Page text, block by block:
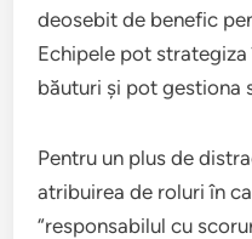
deosebit de benefic
Echipele pot
băuturi și pot gestiona
Pentru un plus de
atribuirea de roluri în
“responsabilul cu